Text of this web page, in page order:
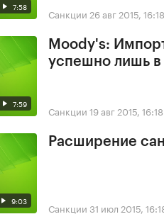
7:58 Санкции 26 авг 2015, 16:18
7:59
Moody's:
успешно лишь
Санкции 19 авг 2015, 16:18
9:03
Расширение
Санкции 31 июл 2015,